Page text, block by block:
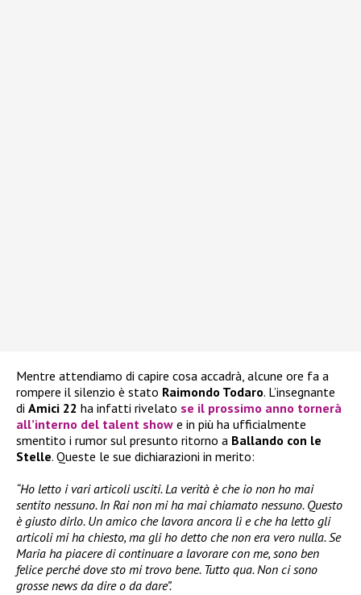
Mentre attendiamo di capire cosa accadrà, alcune ore fa a
rompere il silenzio è stato Raimondo Todaro. L’insegnante
di Amici 22 ha infatti rivelato se il prossimo anno tornerà
all’interno del talent show e in più ha ufficialmente
smentito i rumor sul presunto ritorno a Ballando con le
Stelle. Queste le sue dichiarazioni in merito:
“Ho letto i vari articoli usciti. La verità è che io non ho mai
sentito nessuno. In Rai non mi ha mai chiamato nessuno. Questo
è giusto dirlo. Un amico che lavora ancora lì e che ha letto gli
articoli mi ha chiesto, ma gli ho detto che non era vero nulla. Se
Maria ha piacere di continuare a lavorare con me, sono ben
felice perché dove sto mi trovo bene. Tutto qua. Non ci sono
grosse news da dire o da dare”.